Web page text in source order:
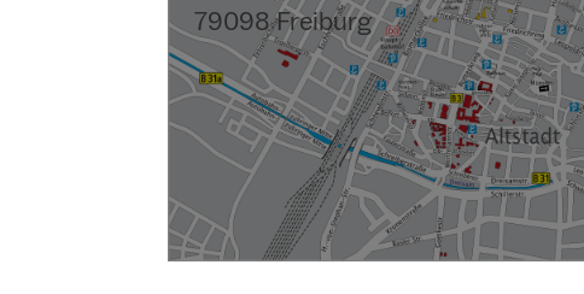
79098 Freiburg